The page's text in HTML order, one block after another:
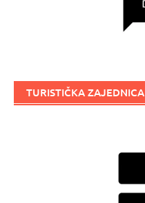
TURISTIČKA ZAJEDNICA